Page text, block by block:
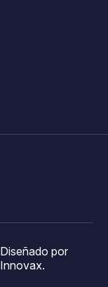
Diseñado por
Innovax.